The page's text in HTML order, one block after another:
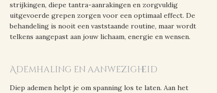
strijkingen, diepe tantra-aanrakingen en zorgvuldig
uitgevoerde grepen zorgen voor een optimaal effect. De
behandeling is nooit een vaststaande routine, maar wordt
telkens aangepast aan jouw lichaam, energie en wensen.
Ademhaling en aanwezigheid
Diep ademen helpt je om spanning los te laten. Aan het